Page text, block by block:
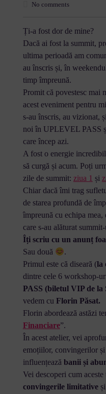
No comments
Ți-a fost dor de mine?
Dacă ai fost la summit,
ultima perioadă am
au înscris și, în
timp împreună.
Promit că povestesc mai
acest eveniment pentru
s-au înscris, au vizionat,
noi în UPLEVEL PASS
care încep azi.
A fost o energie
să curgă și acum. Poți
zile de summit: ziua 1 și
Chiar dacă îmi trag
de starea profundă de
împreună cu echipa
care s-au alăturat
Îți scriu cu un anunț
Sau două
.
Primul este că diseară (la
dintre cele 6 workshop-
PASS (biletul VIP de
vedem cu Florin Păsat.
Florin abordează astăzi
Financiare”.
În acest atelier, vei
emoțiilor, convingerilor
influențează banii și
Vei descoperi cum
convingerile limitativeși